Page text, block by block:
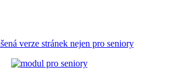
verze stránek nejen pro seniory